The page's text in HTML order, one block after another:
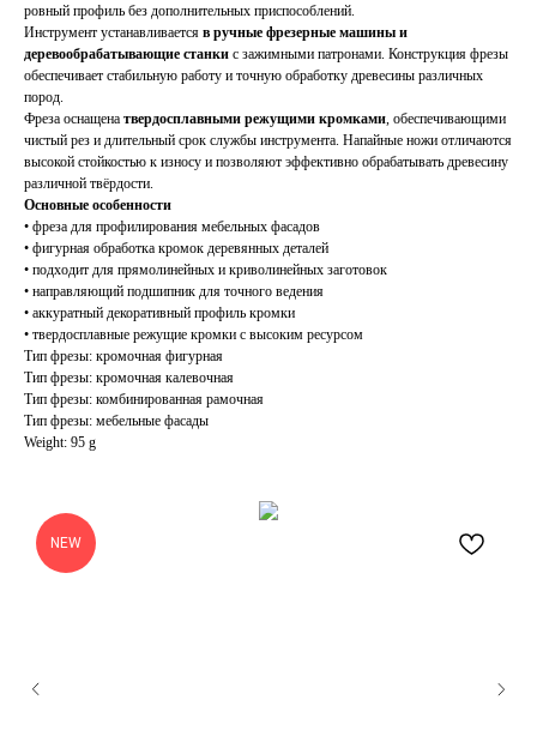
ровный профиль без дополнительных приспособлений.
Инструмент устанавливается в ручные фрезерные машины и
деревообрабатывающие станки с зажимными патронами. Конструкция фрезы
обеспечивает стабильную работу и точную обработку древесины различных
пород.
Фреза оснащена твердосплавными режущими кромками , обеспечивающими
чистый рез и длительный срок службы инструмента. Напайные ножи отличаются
высокой стойкостью к износу и позволяют эффективно обрабатывать древесину
различной твёрдости.
Основные особенности
• фреза для профилирования мебельных фасадов
• фигурная обработка кромок деревянных деталей
• подходит для прямолинейных и криволинейных заготовок
• направляющий подшипник для точного ведения
• аккуратный декоративный профиль кромки
• твердосплавные режущие кромки с высоким ресурсом
Тип фрезы: кромочная фигурная
Тип фрезы: кромочная калевочная
Тип фрезы: комбинированная рамочная
Тип фрезы: мебельные фасады
Weight: 95 g
NEW